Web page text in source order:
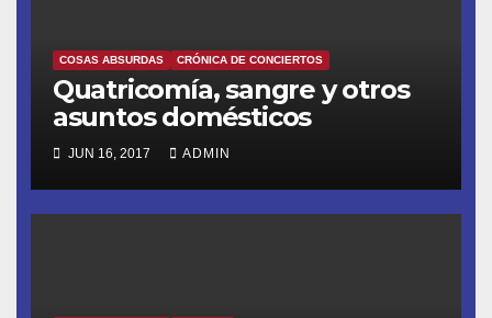
COSAS ABSURDAS CRÓNICA DE CONCIERTOS
Quatricomía, sangre y otros
asuntos domésticos
JUN 16, 2017 ADMIN